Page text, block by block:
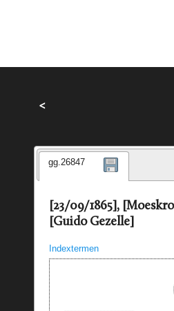
<
gg.26847
[23/09/1865],
[Guido Gezelle]
Indextermen